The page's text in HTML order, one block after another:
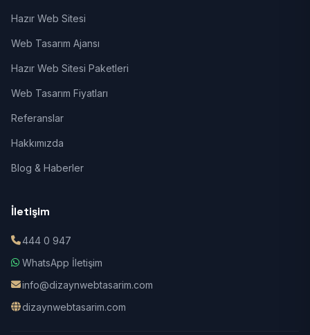
Hazır Web Sitesi
Web Tasarım Ajansı
Hazır Web Sitesi Paketleri
Web Tasarım Fiyatları
Referanslar
Hakkımızda
Blog & Haberler
İletişim
444 0 947
WhatsApp İletişim
info@dizaynwebtasarim.com
dizaynwebtasarim.com